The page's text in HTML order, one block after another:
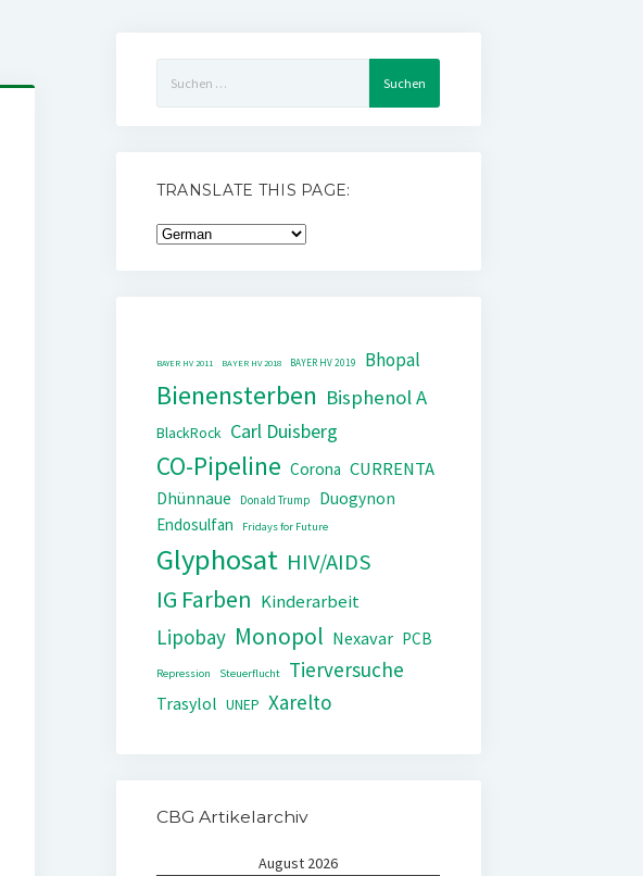
nach:
TRANSLATE THIS PAGE:
BAYER HV 2011 BAYER HV 2018 BAYER HV 2019 Bhopal
Bienensterben Bisphenol A
BlackRock Carl Duisberg
CO-Pipeline Corona CURRENTA
Dhünnaue Donald Trump
Duogynon
Endosulfan
Fridays for Future
Glyphosat HIV/AIDS
IG Farben Kinderarbeit
Lipobay Monopol Nexavar PCB
Repression Steuerflucht Tierversuche
Trasylol UNEP Xarelto
CBG Artikelarchiv
August 2026